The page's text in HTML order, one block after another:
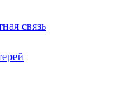
связь